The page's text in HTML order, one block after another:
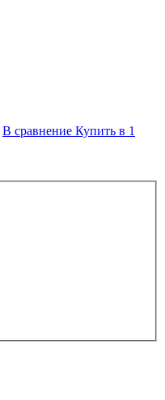
В сравнение Купить в 1